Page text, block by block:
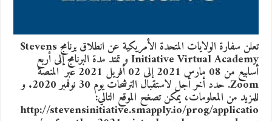
تعلن سفارة الولايات المتحدة الأمريكية عن انطلاق برنامج Stevens
Initiative Virtual Academy و تمتد مدة البرنامج إلى أربع
أسابيع من 08 مارس 2021 إلى 02 أفريل 2021 عبر المنصة
Zoom. حدد أخر أجل لاستقبال الترشحات يوم 30 نوفمبر 2020. و
للمزيد من المعلومات، يمكن تصغح الموقع التالي:
http://stevensinitiative.smapply.io/prog/applicatio